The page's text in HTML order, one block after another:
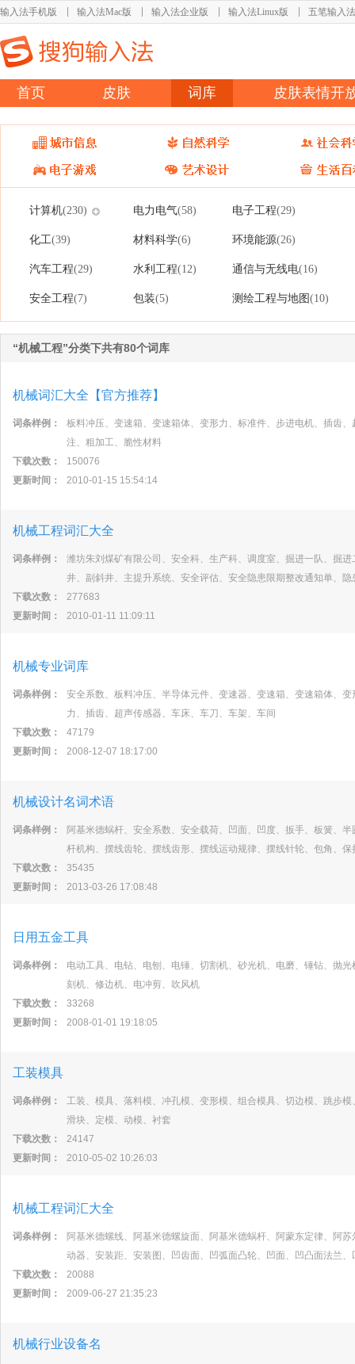
输入法手机版 输入法Mac版 输入法企业版 输入法Linux版 五笔输入法
首页 皮肤 词库 皮肤表情开
计算机(230) 电力电气(58) 电子工程(29)
化工(39) 材料科学(6) 环境能源(26)
汽车工程(29) 水利工程(12) 通信与无线电(16)
安全工程(7) 包装(5) 测绘工程与地图(10)
“机械工程”分类下共有80个词库
机械词汇大全【官方推荐】
词条样例：
板料冲压、变速箱、变速箱体、变形力、标准件、步进电机、插齿
注、粗加工、脆性材料
下载次数：
150076
更新时间：
2010-01-15 15:54:14
机械工程词汇大全
词条样例：
潍坊朱刘煤矿有限公司、安全科、生产科、调度室、掘进一队、掘
井、副斜井、主提升系统、安全评估、安全隐患限期整改通知单、
下载次数：
277683
更新时间：
2010-01-11 11:09:11
机械专业词库
词条样例：
安全系数、板料冲压、半导体元件、变速器、变速箱、变速箱体、
力、插齿、超声传感器、车床、车刀、车架、车间
下载次数：
47179
更新时间：
2008-12-07 18:17:00
机械设计名词术语
词条样例：
阿基米德蜗杆、安全系数、安全载荷、凹面、凹度、扳手、板簧、
杆机构、摆线齿轮、摆线齿形、摆线运动规律、摆线针轮、包角、保
下载次数：
35435
更新时间：
2013-03-26 17:08:48
日用五金工具
词条样例：
电动工具、电钻、电刨、电锤、切割机、砂光机、电磨、锤钻、抛
刻机、修边机、电冲剪、吹风机
下载次数：
33268
更新时间：
2008-01-01 19:18:05
工装模具
词条样例：
工装、模具、落料模、冲孔模、变形模、组合模具、切边模、跳步
滑块、定模、动模、衬套
下载次数：
24147
更新时间：
2010-05-02 10:26:03
机械工程词汇大全
词条样例：
阿基米德螺线、阿基米德螺旋面、阿基米德蜗杆、阿蒙东定律、阿
动器、安装距、安装图、凹齿面、凹弧面凸轮、凹面、凹凸面法兰
下载次数：
20088
更新时间：
2009-06-27 21:35:23
机械行业设备名